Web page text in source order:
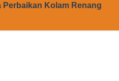
Kolam Renang
1.5 HP
Hayward SP0714T